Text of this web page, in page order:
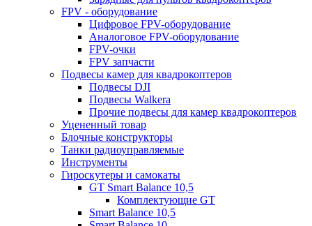
FPV - оборудование
Цифровое FPV-оборудование
Аналоговое FPV-оборудование
FPV-очки
FPV запчасти
Подвесы камер для квадрокоптеров
Подвесы DJI
Подвесы Walkera
Прочие подвесы для камер квадрокоптеров
Уцененный товар
Блочные конструкторы
Танки радиоуправляемые
Инструменты
Гироскутеры и самокаты
GT Smart Balance 10,5
Комплектующие GT
Smart Balance 10,5